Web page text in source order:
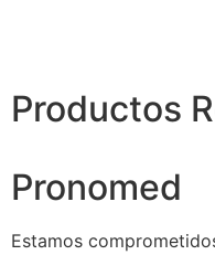
Productos
Pronomed
Estamos